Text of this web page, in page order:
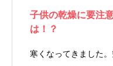
子供の乾燥に要注
は！？
寒くなってきました